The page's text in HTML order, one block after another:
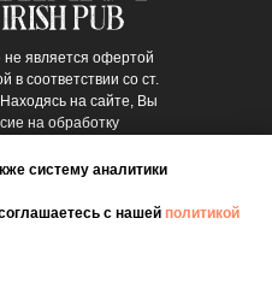
является офертой
в соответствии со ст.
на сайте, Вы
на обработку
систему аналитики
с нашей политикой